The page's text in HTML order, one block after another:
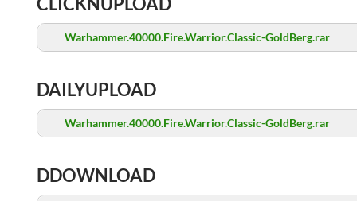
Warhammer.40000.Fire.Warrior.Classic-GoldBerg.rar
DAILYUPLOAD
Warhammer.40000.Fire.Warrior.Classic-GoldBerg.rar
DDOWNLOAD